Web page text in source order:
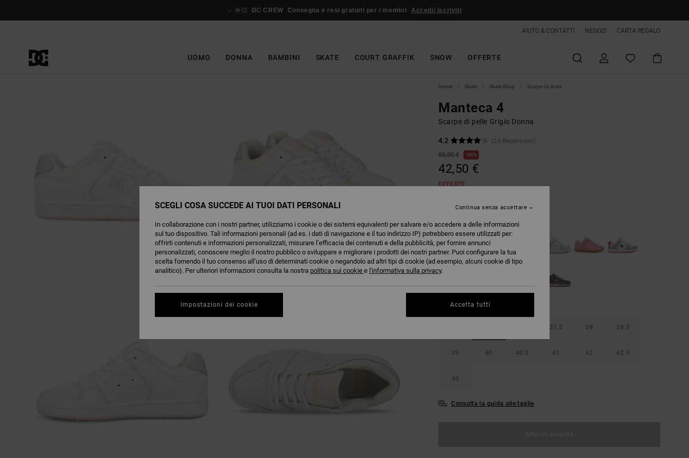
🤟🏻 DC CREW Consegna e resi gratuiti per i membri Accedi/ iscriviti
AIUTO & CONTATTI NEGOZI CARTA REGALO
UOMO DONNA BAMBINI SKATE COURT GRAFFIK SNOW OFFERTE
Home Skate Skate Shop Scarpe da skate
Manteca 4
Scarpe di pelle Grigio Donna
4.2
(24 Recensioni)
85,00 €
50%
42,50 €
OFFERTE
37.5 38 38.5
39 40 40.5 41 42 42.5
43
Consulta la guida alle taglie
SCEGLI COSA SUCCEDE AI TUOI DATI PERSONALI
In collaborazione con i nostri partner, utilizziamo i cookie o dei sistemi equivalenti per salvare e/o accedere a delle informazioni
sul tuo dispositivo. Tali informazioni personali (ad es. i dati di navigazione e il tuo indirizzo IP) potrebbero essere utilizzati per:
offrirti contenuti e informazioni personalizzati, misurare l’efficacia dei contenuti e della pubblicità, per fornire annunci
personalizzati, conoscere meglio il nostro pubblico o sviluppare e migliorare i prodotti dei nostri partner. Puoi configurare la tua
scelta fornendo il tuo consenso all’uso di determinati cookie o negandolo ad altri tipi di cookie (ad esempio, alcuni cookie di tipo
analitico). Per ulteriori informazioni consulta la nostra politica sui cookie e l'informativa sulla privacy.
Impostazioni dei cookie
Continua senza accettare
Accetta tutti